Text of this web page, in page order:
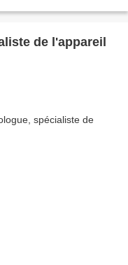
de l'appareil